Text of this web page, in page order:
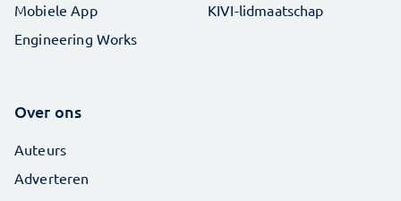
Mobiele App
Engineering Works
KIVI-lidmaatschap
Over ons
Auteurs
Adverteren